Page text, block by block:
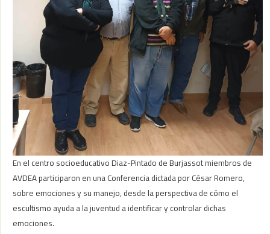
En el centro socioeducativo Diaz-Pintado de Burjassot miembros de
AVDEA participaron en una Conferencia dictada por César Romero,
sobre emociones y su manejo, desde la perspectiva de cómo el
escultismo ayuda a la juventud a identificar y controlar dichas
emociones.